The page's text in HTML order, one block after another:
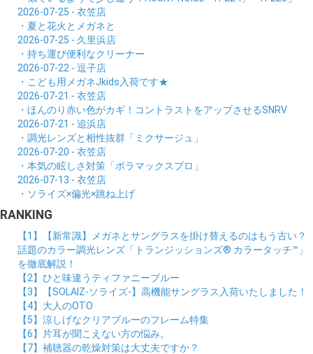
2026-07-25 - 衣笠店
・夏と花火とメガネと
2026-07-25 - 久里浜店
・持ち運び便利なクリーナー
2026-07-22 - 逗子店
・こども用メガネJkids入荷です★
2026-07-21 - 衣笠店
・ほんのり赤い色がカギ！コントラストをアップさせるSNRV
2026-07-21 - 追浜店
・調光レンズと相性抜群「ミクサージュ」
2026-07-20 - 衣笠店
・本気の眩しさ対策「ポラマックスプロ」
2026-07-13 - 衣笠店
・ソライズ×偏光×跳ね上げ
RANKING
【1】【新常識】メガネとサングラスを掛け替えるのはもう古い？
話題のカラー調光レンズ「トランジッションズ® カラータッチ™」
を徹底解説！
【2】ひと味違うティファニーブルー
【3】【SOLAIZ-ソライズ-】高機能サングラス入荷いたしました！
【4】大人のOTO
【5】涼しげなクリアブルーのフレーム特集
【6】片耳が聞こえない方の悩み。
【7】補聴器の乾燥対策は大丈夫ですか？